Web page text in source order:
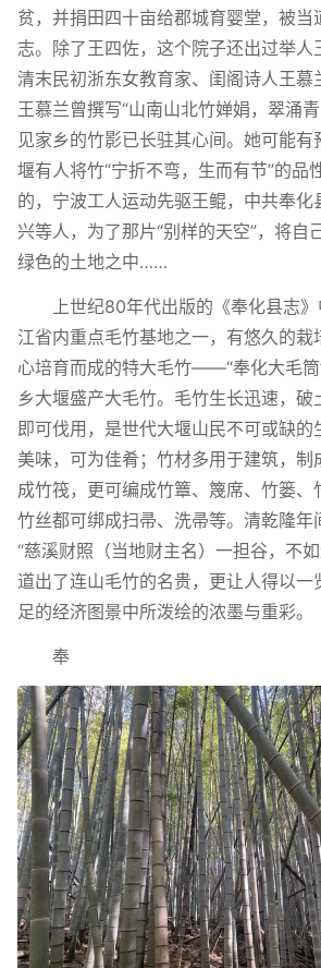
贫，并捐田四十亩给郡城育婴堂，被当
志。除了王四佐，这个院子还出过举人
清末民初浙东女教育家、闺阁诗人王慕
王慕兰曾撰写“山南山北竹婵娟，翠涌
见家乡的竹影已长驻其心间。她可能有
堰有人将竹“宁折不弯，生而有节”的
的，宁波工人运动先驱王鲲，中共奉化
兴等人，为了那片“别样的天空”，将自
绿色的土地之中……
上世纪80年代出版的《奉化县志
江省内重点毛竹基地之一，有悠久的栽
心培育而成的特大毛竹——“奉化大毛筒
乡大堰盛产大毛竹。毛竹生长迅速，
即可伐用，是世代大堰山民不可或缺的
美味，可为佳肴；竹材多用于建筑，制
成竹筏，更可编成竹簟、篾席、竹篓、
竹丝都可绑成扫帚、洗帚等。清乾隆年
“慈溪财照（当地财主名）一担谷，不
道出了连山毛竹的名贵，更让人得以一
足的经济图景中所泼绘的浓墨与重彩。
奉